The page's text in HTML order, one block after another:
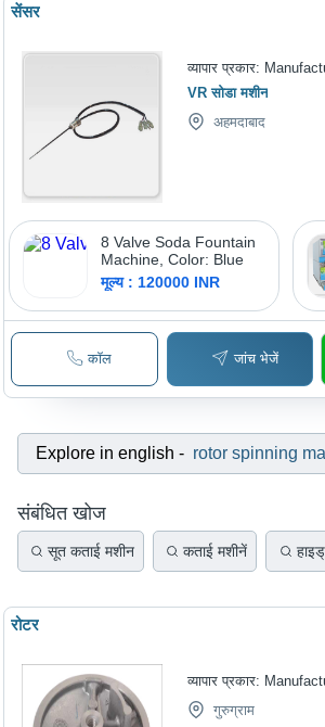
सेंसर
व्यापार प्रकार:
VR सोडा मशीन
अहमदाबाद
8 Valve Soda Fountain
Machine, Color: Blue
मूल्य : 120000 INR
कॉल जांच भेजें
Explore in english - rotor spinning
संबंधित खोज
सूत कताई मशीन कताई मशीनें
रोटर
व्यापार प्रकार:
गुरुग्राम